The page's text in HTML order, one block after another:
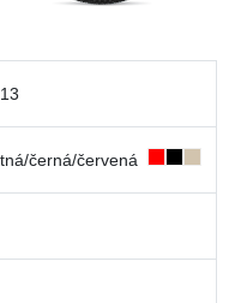
černá/červená